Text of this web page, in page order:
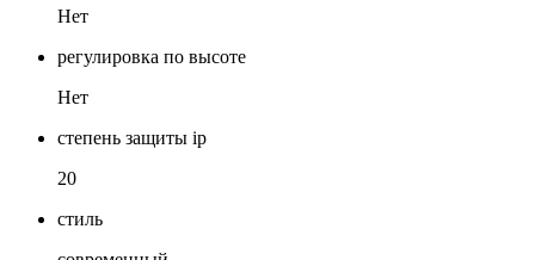
Нет
регулировка по высоте
Нет
степень защиты ip
20
стиль